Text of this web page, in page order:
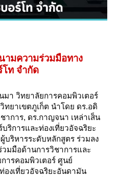
ามความร่วมมือทาง
ท จำกัด
มา วิทยาลัยการคอมพิวเตอร์
ยาเขตภูเก็ต นำโดย ดร.อดิ
การ, ดร.กาญจนา เหล่าเส็น
ริการและท่องเที่ยวอัจฉริยะ
บริหารระดับหลักสูตร ร่วมลง
มมือด้านการวิชาการและ
ารคอมพิวเตอร์ ศูนย์
องเที่ยวอัจฉริยะอันดามัน